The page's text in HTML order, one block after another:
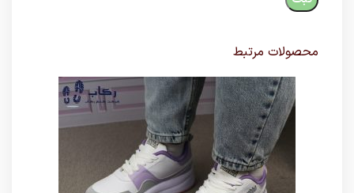
محصولات مرتبط